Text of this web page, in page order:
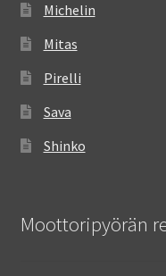
Michelin
Mitas
Pirelli
Sava
Shinko
Moottoripyörän